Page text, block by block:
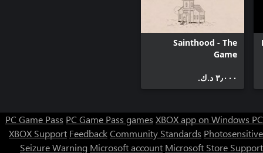
Sainthood - The
Game
٣٫٠٠٠ د.ك.‏
PC Game Pass PC Game Pass games XBOX app on Windows PC
XBOX Support FeedbackCommunity Standards Photosensitive
Seizure Warning Microsoft account Microsoft Store Support